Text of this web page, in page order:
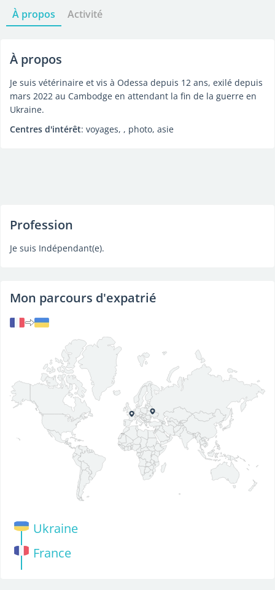
À propos Activité
À propos
Je suis vétérinaire et vis à Odessa depuis 12 ans, exilé depuis
mars 2022 au Cambodge en attendant la fin de la guerre en
Ukraine.
Centres d'intérêt: voyages, , photo, asie
Profession
Je suis Indépendant(e).
Mon parcours d'expatrié
Ukraine
France